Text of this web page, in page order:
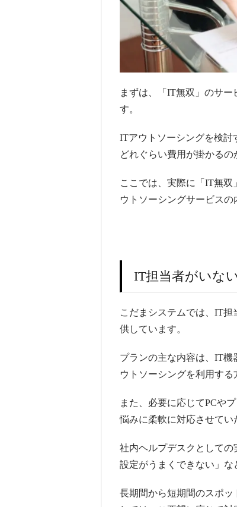
まずは、「IT無双」のサ
す。
ITアウトソーシングを検討
どれぐらい費用が掛かるの
ここでは、実際に「IT無
ウトソーシングサービスの
IT担当者がいな
こだまシステムでは、IT
供しています。
プランの主な内容は、IT機
ウトソーシングを利用する
また、必要に応じてPCや
悩みに柔軟に対応させてい
社内ヘルプデスクとして
設定がうまくできない」な
長期間から短期間のスポッ